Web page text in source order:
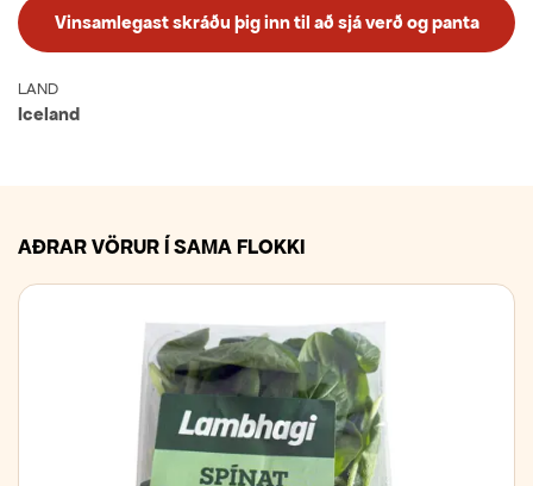
Vinsamlegast skráðu þig inn til að sjá verð og panta
LAND
Iceland
AÐRAR VÖRUR Í SAMA FLOKKI